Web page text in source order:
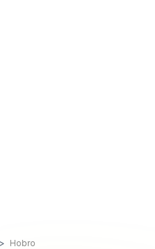
Hobro